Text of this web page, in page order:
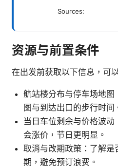
Sources:
资源与前置条件
在出发前获取以下信息，可
航站楼分布与停车场地
图与到达出口的步行时间
当日车位剩余与价格波
会涨价，节日更明显。
取消与改期政策：了解
期，避免预订浪费。